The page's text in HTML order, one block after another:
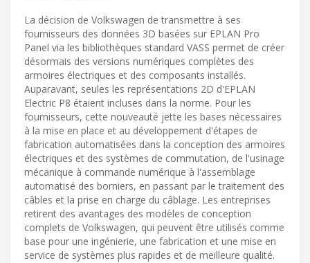
La décision de Volkswagen de transmettre à ses
fournisseurs des données 3D basées sur EPLAN Pro
Panel via les bibliothèques standard VASS permet de créer
désormais des versions numériques complètes des
armoires électriques et des composants installés.
Auparavant, seules les représentations 2D d'EPLAN
Electric P8 étaient incluses dans la norme. Pour les
fournisseurs, cette nouveauté jette les bases nécessaires
à la mise en place et au développement d'étapes de
fabrication automatisées dans la conception des armoires
électriques et des systèmes de commutation, de l'usinage
mécanique à commande numérique à l'assemblage
automatisé des borniers, en passant par le traitement des
câbles et la prise en charge du câblage. Les entreprises
retirent des avantages des modèles de conception
complets de Volkswagen, qui peuvent être utilisés comme
base pour une ingénierie, une fabrication et une mise en
service de systèmes plus rapides et de meilleure qualité.